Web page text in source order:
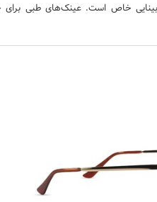
خاص است. عینک‌های طبی برای